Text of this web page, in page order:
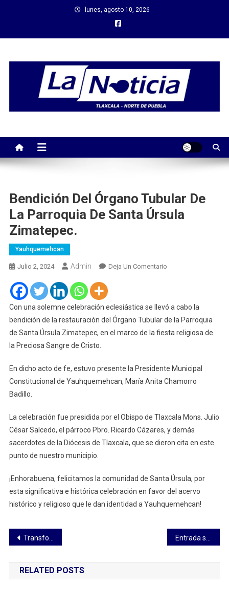
lunes, agosto 10, 2026
Bendición Del Órgano Tubular De
La Parroquia De Santa Úrsula
Zimatepec.
Yauhquemehcan
Julio 2, 2024 Admin Deja Un ComentarioEn
De
La
Santa
Úrsula
Con una solemne celebración eclesiástica se llevó a cabo la
bendición de la restauración del Órgano Tubular de la Parroquia
de Santa Úrsula Zimatepec, en el marco de la fiesta religiosa de
la Preciosa Sangre de Cristo.
En dicho acto de fe, estuvo presente la Presidente Municipal
Constitucional de Yauhquemehcan, María Anita Chamorro
Badillo.
La celebración fue presidida por el Obispo de Tlaxcala Mons. Julio
César Salcedo, el párroco Pbro. Ricardo Cázares, y demás
sacerdotes de la Diócesis de Tlaxcala, que se dieron cita en este
punto de nuestro municipio.
¡Enhorabuena, felicitamos la comunidad de Santa Úrsula, por
esta significativa e histórica celebración en favor del acervo
histórico y religioso que le dan identidad a Yauhquemehcan!
Navegación
de
entradas
Transformar el rostro de Puebla, prioridad del gobierno de Sergio Salomón Entrada siguiente
RELATED POSTS